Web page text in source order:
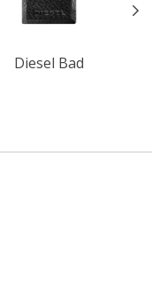
Diesel Bad